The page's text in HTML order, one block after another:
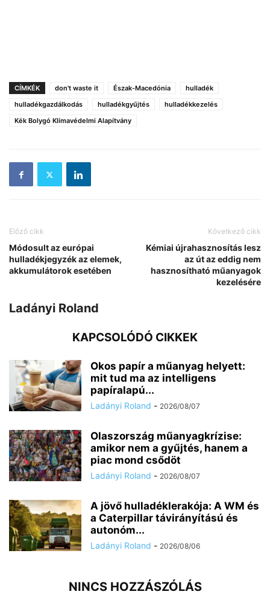
CÍMKÉK don't waste it Észak-Macedónia
hulladék
hulladékgazdálkodás
hulladékgyűjtés
hulladékkezelés
Kék Bolygó Klímavédelmi Alapítvány
Előző cikk
Módosult az európai
hulladékjegyzék az elemek,
akkumulátorok esetében
Következő cikk
Kémiai újrahasznosítás lesz
az út az eddig nem
hasznosítható műanyagok
kezelésére
Ladányi Roland
KAPCSOLÓDÓ CIKKEK
Okos papír a műanyag helyett:
mit tud ma az intelligens
papíralapú...
Ladányi Roland - 2026/08/07
Olaszország műanyagkrízise:
amikor nem a gyűjtés, hanem a
piac mond csődöt
Ladányi Roland - 2026/08/07
A jövő hulladéklerakója: A WM és
a Caterpillar távirányítású és
autonóm...
Ladányi Roland - 2026/08/06
NINCS HOZZÁSZÓLÁS